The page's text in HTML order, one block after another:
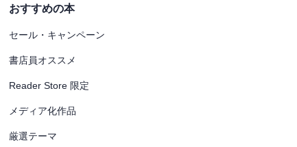
おすすめの本
セール・キャンペーン
書店員オススメ
Reader Store 限定
メディア化作品
厳選テーマ